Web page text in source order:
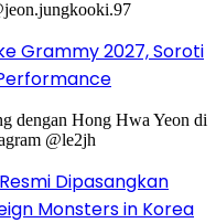
Grammy 2027, Soroti
Dipasangkan
Monsters in Korea